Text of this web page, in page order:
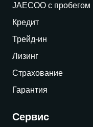
JAECOO с пробегом
Кредит
Трейд-ин
Лизинг
Страхование
Гарантия
Сервис